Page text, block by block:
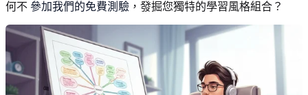
何不 參加我們的免費測驗 ，發掘您獨特的學習風格組合？